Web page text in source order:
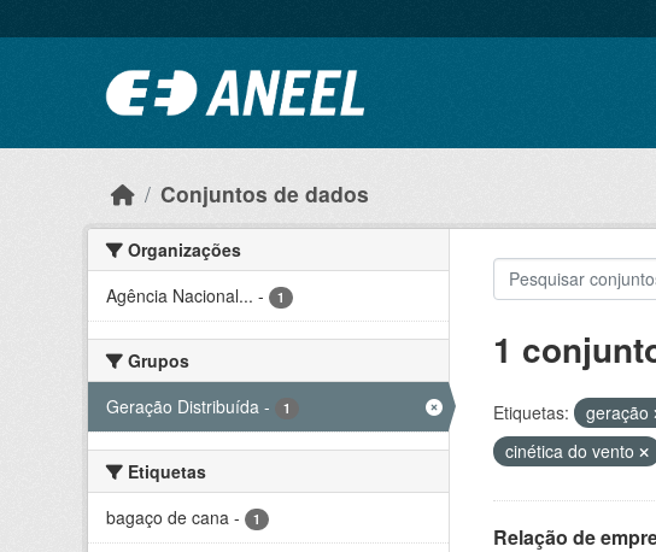
Conjuntos de dados
Organizações
Agência Nacional... - 1
Grupos
Geração Distribuída - 1
Etiquetas
bagaço de cana - 1
1
Etiquetas: geração
cinética do vento
Relação de